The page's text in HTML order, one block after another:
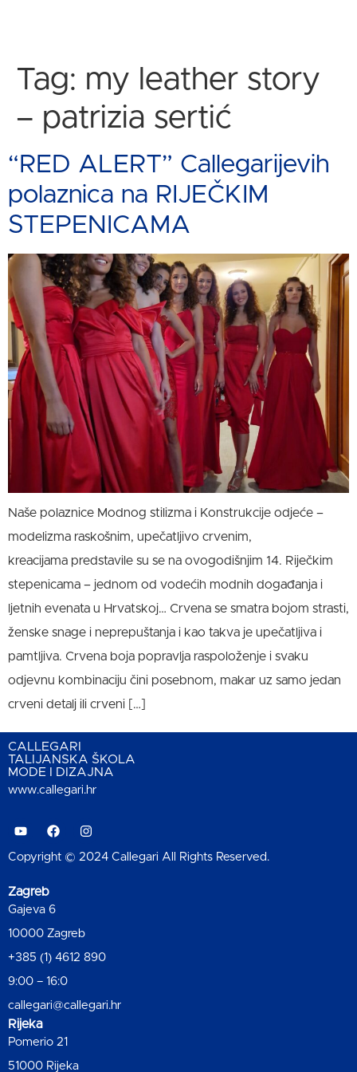
Tag: my leather story
– patrizia sertić
“RED ALERT” Callegarijevih
polaznica na RIJEČKIM
STEPENICAMA
Naše polaznice Modnog stilizma i Konstrukcije odjeće –
modelizma raskošnim, upečatljivo crvenim,
kreacijama predstavile su se na ovogodišnjim 14. Riječkim
stepenicama – jednom od vodećih modnih događanja i
ljetnih evenata u Hrvatskoj… Crvena se smatra bojom strasti,
ženske snage i neprepuštanja i kao takva je upečatljiva i
pamtljiva. Crvena boja popravlja raspoloženje i svaku
odjevnu kombinaciju čini posebnom, makar uz samo jedan
crveni detalj ili crveni […]
CALLEGARI
TALIJANSKA ŠKOLA
MODE I DIZAJNA
www.callegari.hr
Copyright © 2024 Callegari All Rights Reserved.
Zagreb
Gajeva 6
10000 Zagreb
+385 (1) 4612 890
9:00 – 16:0
callegari@callegari.hr
Rijeka
Pomerio 21
51000 Rijeka